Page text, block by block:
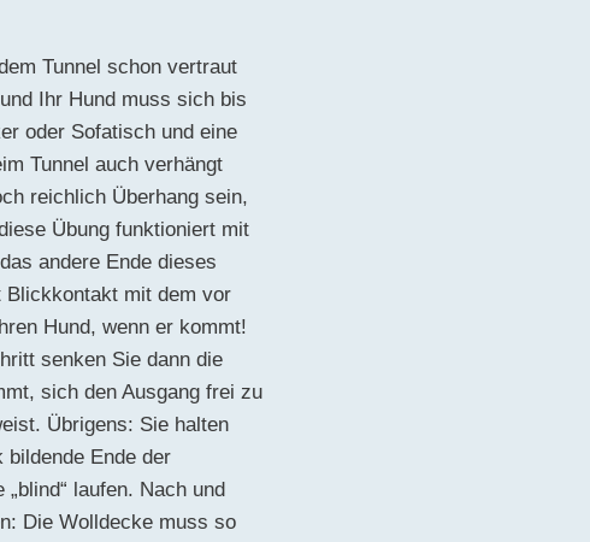
Tunnel schon vertraut
Ihr Hund muss sich bis
oder Sofatisch und eine
Tunnel auch verhängt
reichlich Überhang sein,
Übung funktioniert mit
andere Ende dieses
Blickkontakt mit dem vor
Hund, wenn er kommt!
senken Sie dann die
sich den Ausgang frei zu
Übrigens: Sie halten
Ende der
laufen. Nach und
Die Wolldecke muss so